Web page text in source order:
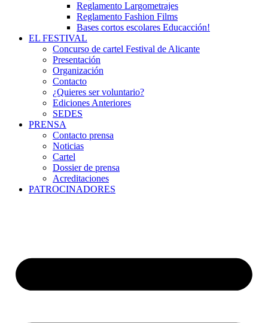
Reglamento Largometrajes
Reglamento Fashion Films
Bases cortos escolares Educacción!
EL FESTIVAL
Concurso de cartel Festival de Alicante
Presentación
Organización
Contacto
¿Quieres ser voluntario?
Ediciones Anteriores
SEDES
PRENSA
Contacto prensa
Noticias
Cartel
Dossier de prensa
Acreditaciones
PATROCINADORES